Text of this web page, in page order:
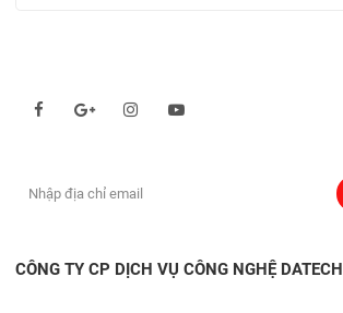
CÔNG TY CP DỊCH VỤ CÔNG NGHỆ DATECH